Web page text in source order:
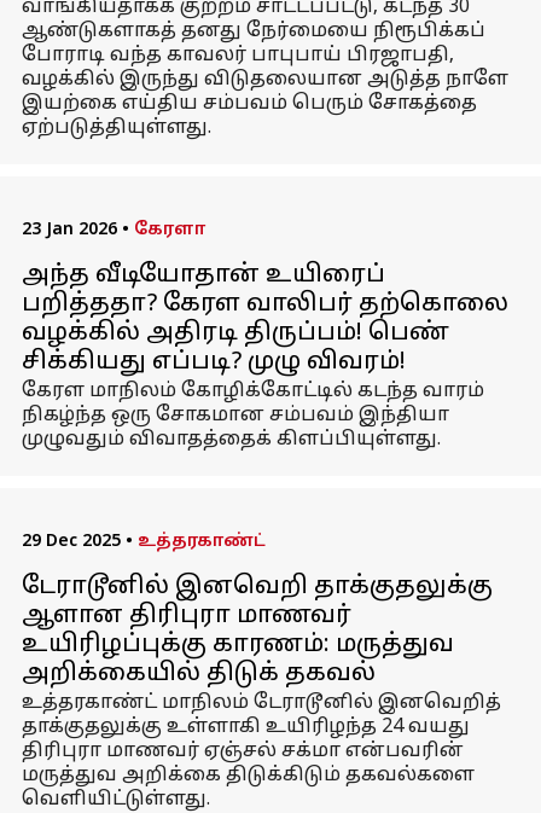
வாங்கியதாகக் குற்றம் சாட்டப்பட்டு, கடந்த 30
ஆண்டுகளாகத் தனது நேர்மையை நிரூபிக்கப்
போராடி வந்த காவலர் பாபுபாய் பிரஜாபதி,
வழக்கில் இருந்து விடுதலையான அடுத்த நாளே
இயற்கை எய்திய சம்பவம் பெரும் சோகத்தை
ஏற்படுத்தியுள்ளது.
23 Jan 2026 • கேரளா
அந்த வீடியோதான் உயிரைப்
பறித்ததா? கேரள வாலிபர் தற்கொலை
வழக்கில் அதிரடி திருப்பம்! பெண்
சிக்கியது எப்படி? முழு விவரம்!
கேரள மாநிலம் கோழிக்கோட்டில் கடந்த வாரம்
நிகழ்ந்த ஒரு சோகமான சம்பவம் இந்தியா
முழுவதும் விவாதத்தைக் கிளப்பியுள்ளது.
29 Dec 2025 • உத்தரகாண்ட்
டேராடூனில் இனவெறி தாக்குதலுக்கு
ஆளான திரிபுரா மாணவர்
உயிரிழப்புக்கு காரணம்: மருத்துவ
அறிக்கையில் திடுக் தகவல்
உத்தரகாண்ட் மாநிலம் டேராடூனில் இனவெறித்
தாக்குதலுக்கு உள்ளாகி உயிரிழந்த 24 வயது
திரிபுரா மாணவர் ஏஞ்சல் சக்மா என்பவரின்
மருத்துவ அறிக்கை திடுக்கிடும் தகவல்களை
வெளியிட்டுள்ளது.